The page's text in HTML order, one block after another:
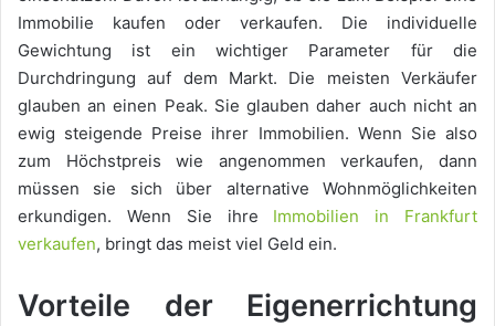
Immobilie kaufen oder verkaufen. Die individuelle
Gewichtung ist ein wichtiger Parameter für die
Durchdringung auf dem Markt. Die meisten Verkäufer
glauben an einen Peak. Sie glauben daher auch nicht an
ewig steigende Preise ihrer Immobilien. Wenn Sie also
zum Höchstpreis wie angenommen verkaufen, dann
müssen sie sich über alternative Wohnmöglichkeiten
erkundigen. Wenn Sie ihre Immobilien in Frankfurt
verkaufen, bringt das meist viel Geld ein.
Vorteile der Eigenerrichtung